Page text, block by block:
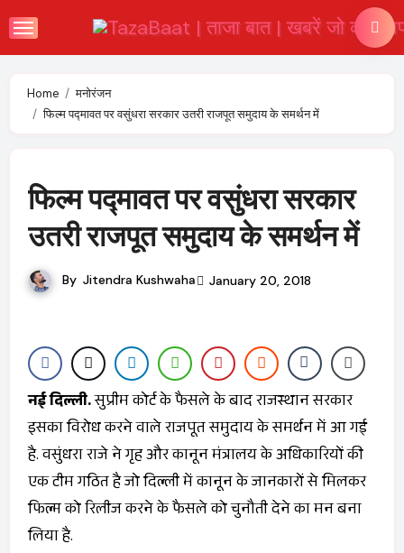
to
Home
मनोरंजन
फिल्म पद्मावत पर वसुंधरा सरकार उतरी राजपूत समुदाय के समर्थन में
फिल्म पद्मावत पर वसुंधरा सरकार
उतरी राजपूत समुदाय के समर्थन में
By Jitendra Kushwaha January 20, 2018
नई दिल्ली.सुप्रीम कोर्ट के फैसले के बाद राजस्थान सरकार
इसका विरोध करने वाले राजपूत समुदाय के समर्थन में आ गई
है. वसुंधरा राजे ने गृह और कानून मंत्रालय के अधिकारियों की
एक टीम गठित है जो दिल्ली में कानून के जानकारों से मिलकर
फिल्म को रिलीज करने के फैसले को चुनौती देने का मन बना
लिया है.